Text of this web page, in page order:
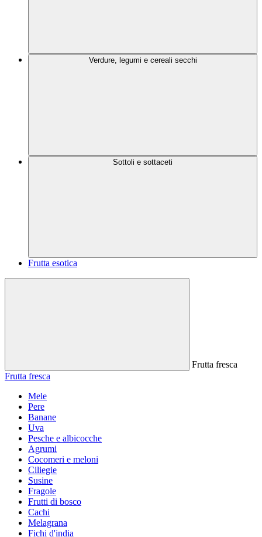
Verdure, legumi e cereali secchi
Sottoli e sottaceti
Frutta esotica
Frutta fresca
Frutta fresca
Mele
Pere
Banane
Uva
Pesche e albicocche
Agrumi
Cocomeri e meloni
Ciliegie
Susine
Fragole
Frutti di bosco
Cachi
Melagrana
Fichi d'india